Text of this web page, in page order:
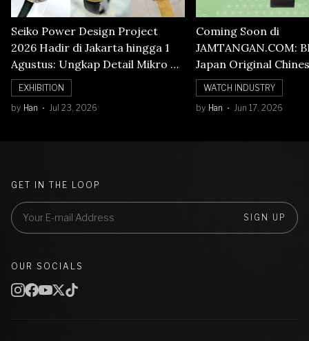
Seiko Power Design Project
2026 Hadir di Jakarta hingga 1
Agustus: Ungkap Detail Mikro di
Balik Seni Watchmaking
EXHIBITION
by Han Jul 23, 2026
Coming Soon di
JAMTANGAN.COM:
Japan Original
Numerals Watch
WATCH INDUSTRY
by Han Jun 17, 2026
GET IN THE LOOP
SIGN UP
OUR SOCIALS